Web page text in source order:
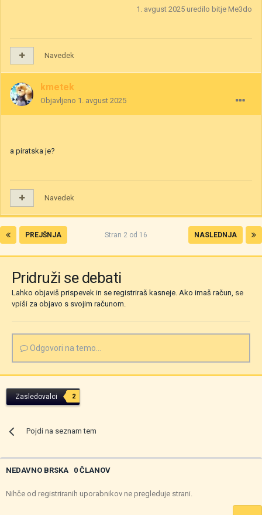
1. avgust 2025 uredilo bitje Me3do
Navedek
kmetek
Objavljeno 1. avgust 2025
a piratska je?
Navedek
PREJŠNJA NASLEDNJA
Stran 2 od 16
Pridruži se debati
Lahko objaviš prispevek in se registriraš kasneje. Ako imaš račun, se
vpiši za objavo s svojim računom.
Odgovori na temo...
Zasledovalci 2
Pojdi na seznam tem
NEDAVNO BRSKA 0 ČLANOV
Nihče od registriranih uporabnikov ne pregleduje strani.